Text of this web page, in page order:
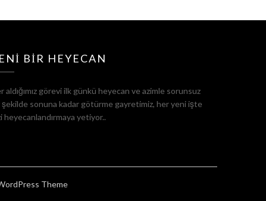
BIR HEYECAN
aldığımız görevi ilk günkü heyecan ve azimle sorunsuz
şekilde sonuna kadar götürme gayretimiz, her yeni işte
heyecanlandırmaya yetiyor..
Theme